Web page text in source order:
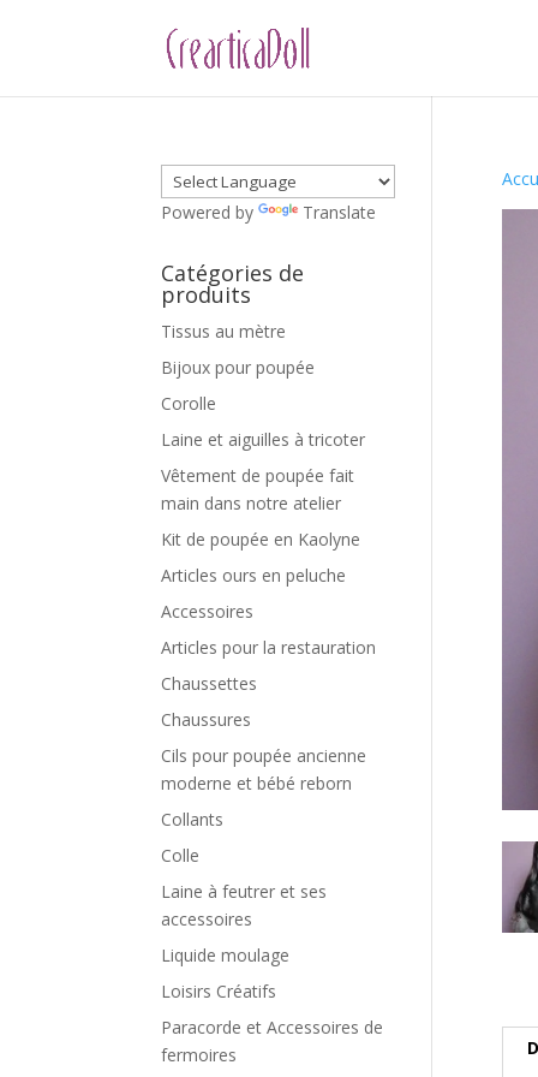
Powered by Translate
Catégories de
produits
Tissus au mètre
Bijoux pour poupée
Corolle
Laine et aiguilles à tricoter
Vêtement de poupée fait
main dans notre atelier
Kit de poupée en Kaolyne
Articles ours en peluche
Accessoires
Articles pour la restauration
Chaussettes
Chaussures
Cils pour poupée ancienne
moderne et bébé reborn
Collants
Colle
Laine à feutrer et ses
accessoires
Liquide moulage
Loisirs Créatifs
Paracorde et Accessoires de
fermoires